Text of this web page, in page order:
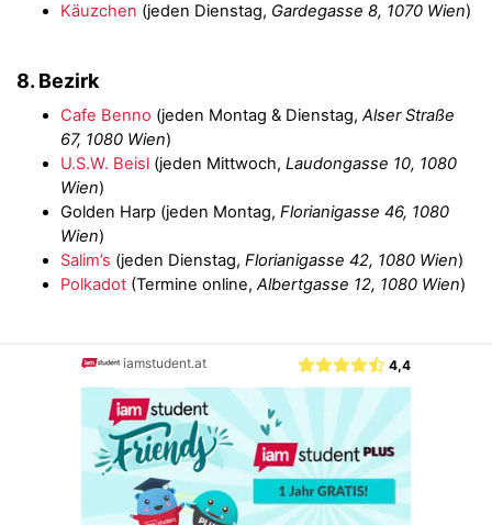
Käuzchen (jeden Dienstag, Gardegasse 8, 1070 Wien)
8. Bezirk
Cafe Benno (jeden Montag & Dienstag, Alser Straße
67, 1080 Wien)
U.S.W. Beisl (jeden Mittwoch, Laudongasse 10, 1080
Wien)
Golden Harp (jeden Montag, Florianigasse 46, 1080
Wien)
Salim’s (jeden Dienstag, Florianigasse 42, 1080 Wien)
Polkadot (Termine online, Albertgasse 12, 1080 Wien)